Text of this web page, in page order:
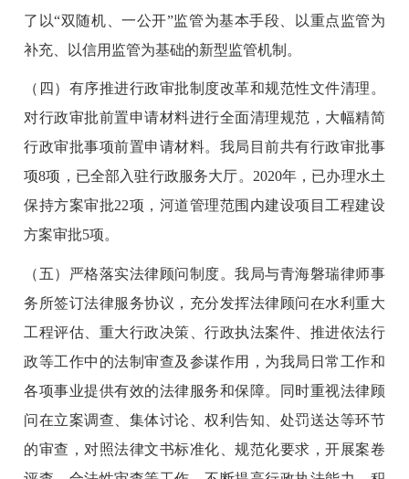
了以“双随机、一公开”监管为基本手段、以重点监管为
补充、以信用监管为基础的新型监管机制。
（四）有序推进行政审批制度改革和规范性文件清理。
对行政审批前置申请材料进行全面清理规范，大幅精简
行政审批事项前置申请材料。我局目前共有行政审批事
项8项，已全部入驻行政服务大厅。2020年，已办理水土
保持方案审批22项，河道管理范围内建设项目工程建设
方案审批5项。
（五）严格落实法律顾问制度。我局与青海磐瑞律师事
务所签订法律服务协议，充分发挥法律顾问在水利重大
工程评估、重大行政决策、行政执法案件、推进依法行
政等工作中的法制审查及参谋作用，为我局日常工作和
各项事业提供有效的法律服务和保障。同时重视法律顾
问在立案调查、集体讨论、权利告知、处罚送达等环节
的审查，对照法律文书标准化、规范化要求，开展案卷